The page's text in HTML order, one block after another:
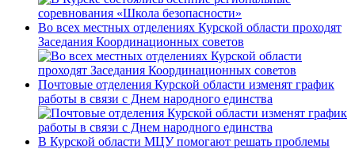
Во всех местных отделениях Курской области проходят
Заседания Координационных советов
Почтовые отделения Курской области изменят график
работы в связи с Днем народного единства
В Курской области МЦУ помогают решать проблемы